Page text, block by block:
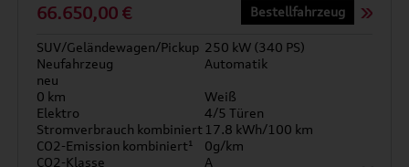
66.650,00 € Bestellfahrzeug
SUV/Geländewagen/Pickup 250 kW (340 PS)
Neufahrzeug
Automatik
neu
0 km
Weiß
Elektro
4/5 Türen
Stromverbrauch kombiniert 17.8 kWh/100 km
CO2-Emission kombiniert¹
0g/km
CO2-Klasse
A